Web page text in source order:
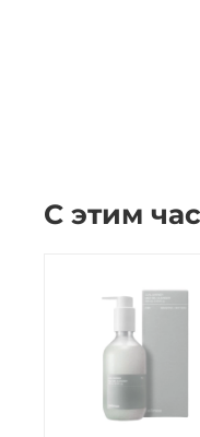
С этим